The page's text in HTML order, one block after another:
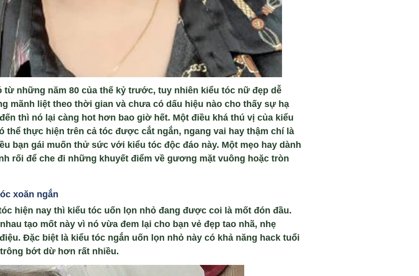
từ những năm 80 của thế kỷ trước, tuy nhiên kiểu tóc nữ đẹp dễ
mãnh liệt theo thời gian và chưa có dấu hiệu nào cho thấy sự hạ
thì nó lại càng hot hơn bao giờ hết. Một điều khá thú vị của kiểu
thể thực hiện trên cả tóc được cắt ngắn, ngang vai hay thậm chí là
bạn gái muốn thử sức với kiểu tóc độc đáo này. Một mẹo hay dành
rối để che đi những khuyết điểm về gương mặt vuông hoặc tròn
xoăn ngắn
hiện nay thì kiểu tóc uốn lọn nhỏ đang được coi là mốt đón đầu.
tạo mốt này vì nó vừa đem lại cho bạn vẻ đẹp tao nhã, nhẹ
Đặc biệt là kiểu tóc ngắn uốn lọn nhỏ này có khả năng hack tuổi
bớt dừ hơn rất nhiều.